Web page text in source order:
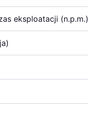
eksploatacji (n.p.m.)